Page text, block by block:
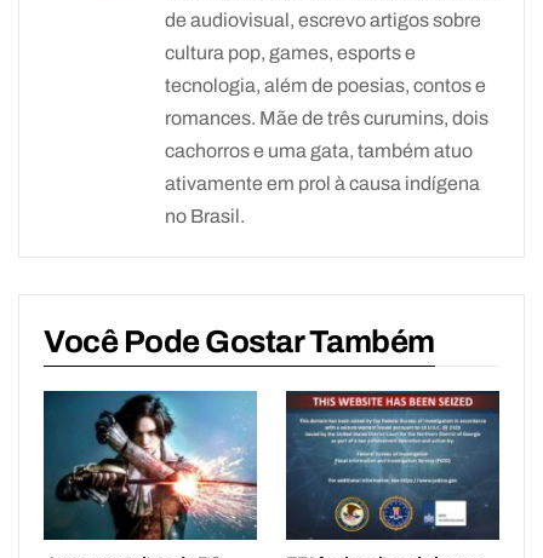
de audiovisual, escrevo artigos sobre
cultura pop, games, esports e
tecnologia, além de poesias, contos e
romances. Mãe de três curumins, dois
cachorros e uma gata, também atuo
ativamente em prol à causa indígena
no Brasil.
Você Pode Gostar Também